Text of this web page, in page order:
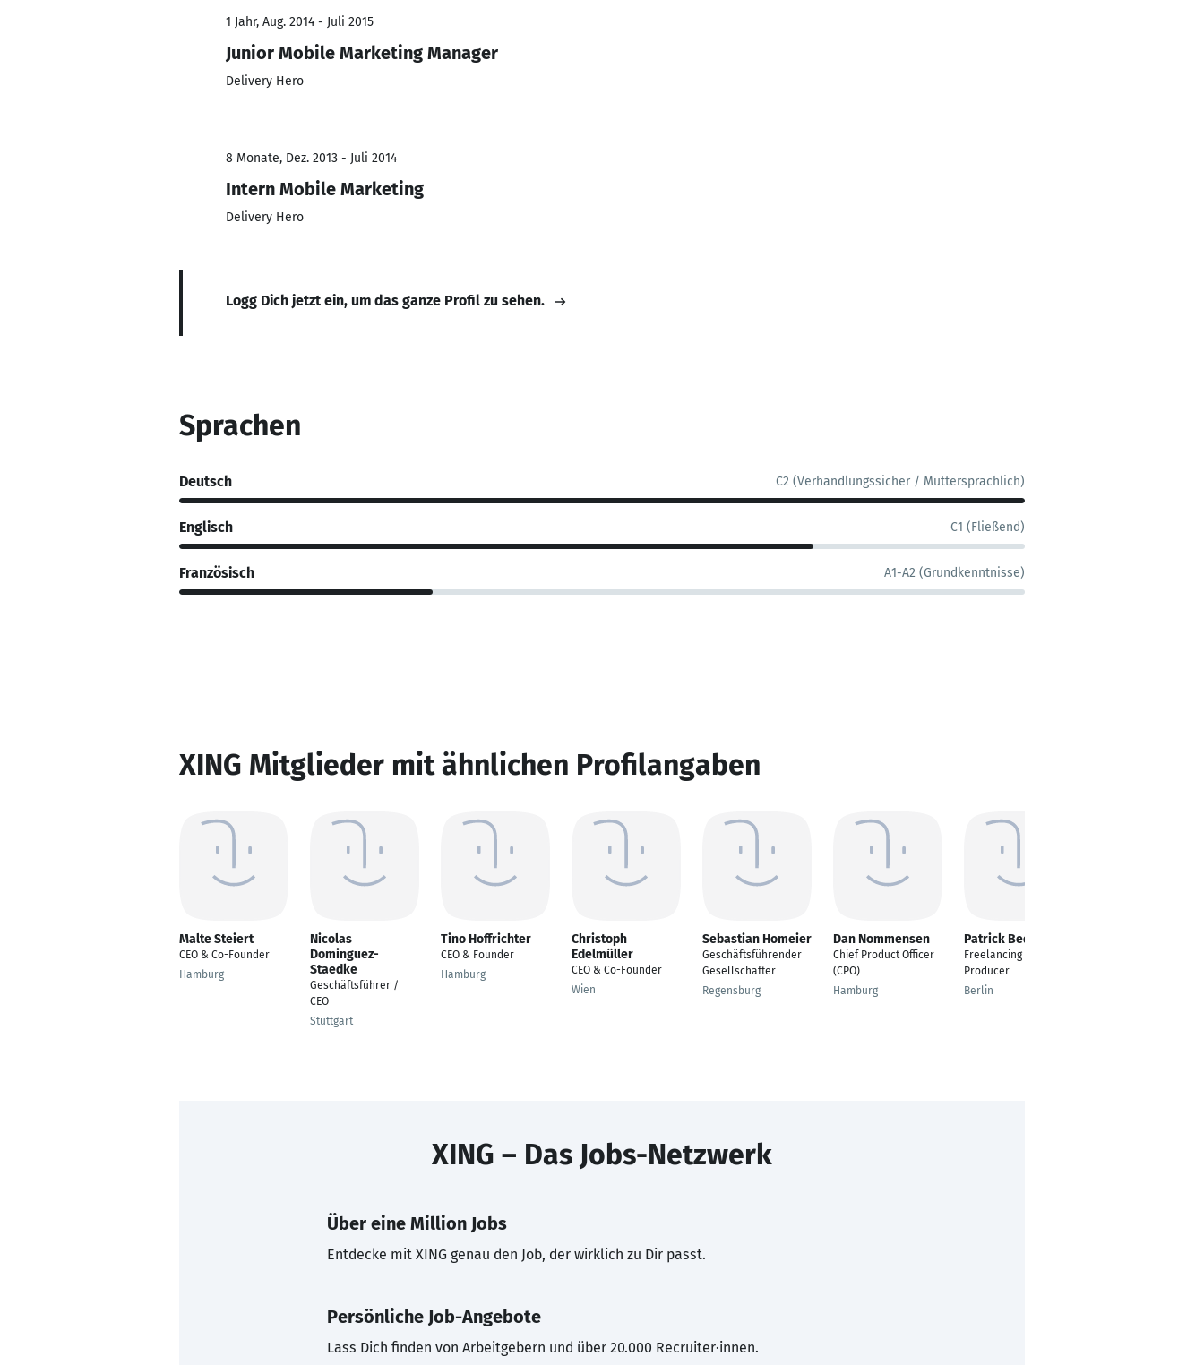
1 Jahr, Aug. 2014 - Juli 2015
Junior Mobile Marketing Manager
Delivery Hero
8 Monate, Dez. 2013 - Juli 2014
Intern Mobile Marketing
Delivery Hero
Logg Dich jetzt ein, um das ganze Profil zu sehen.
Sprachen
Deutsch C2 (Verhandlungssicher / Muttersprachlich)
Englisch C1 (Fließend)
Französisch A1-A2 (Grundkenntnisse)
XING Mitglieder mit ähnlichen Profilangaben
Malte Steiert
CEO & Co-Founder
Hamburg
Nicolas
Dominguez-
Staedke
Geschäftsführer /
CEO
Stuttgart
Tino Hoffrichter
CEO & Founder
Hamburg
Christoph
Edelmüller
CEO & Co-Founder
Wien
Sebastian Homeier
Geschäftsführender
Gesellschafter
Regensburg
Dan Nommensen
Chief Product Officer
(CPO)
Hamburg
Patrick Bedford
Freelancing Creative
Producer
Berlin
XING – Das Jobs-Netzwerk
Über eine Million Jobs
Entdecke mit XING genau den Job, der wirklich zu Dir passt.
Persönliche Job-Angebote
Lass Dich finden von Arbeitgebern und über 20.000 Recruiter·innen.